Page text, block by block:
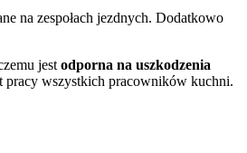
na zespołach jezdnych. Dodatkowo
jest odporna na uszkodzenia
pracy wszystkich pracowników kuchni.